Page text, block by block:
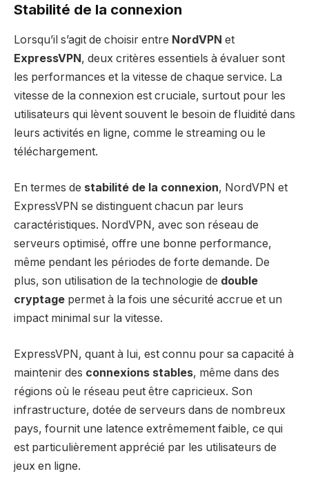
Stabilité de la connexion
Lorsqu’il s’agit de choisir entre NordVPN et
ExpressVPN , deux critères essentiels à évaluer sont
les performances et la vitesse de chaque service. La
vitesse de la connexion est cruciale, surtout pour les
utilisateurs qui lèvent souvent le besoin de fluidité dans
leurs activités en ligne, comme le streaming ou le
téléchargement.
En termes de stabilité de la connexion, NordVPN et
ExpressVPN se distinguent chacun par leurs
caractéristiques. NordVPN, avec son réseau de
serveurs optimisé, offre une bonne performance,
même pendant les périodes de forte demande. De
plus, son utilisation de la technologie de double
cryptage permet à la fois une sécurité accrue et un
impact minimal sur la vitesse.
ExpressVPN, quant à lui, est connu pour sa capacité à
maintenir des connexions stables, même dans des
régions où le réseau peut être capricieux. Son
infrastructure, dotée de serveurs dans de nombreux
pays, fournit une latence extrêmement faible, ce qui
est particulièrement apprécié par les utilisateurs de
jeux en ligne.